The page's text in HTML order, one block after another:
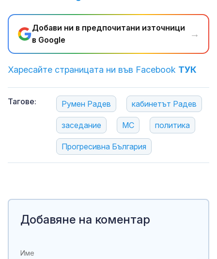
Добави ни в предпочитани източници
в Google
→
Харесайте страницата ни във Facebook ТУК
Тагове: Румен Радев кабинетът Радев
заседание МС политика
Прогресивна България
Добавяне на коментар